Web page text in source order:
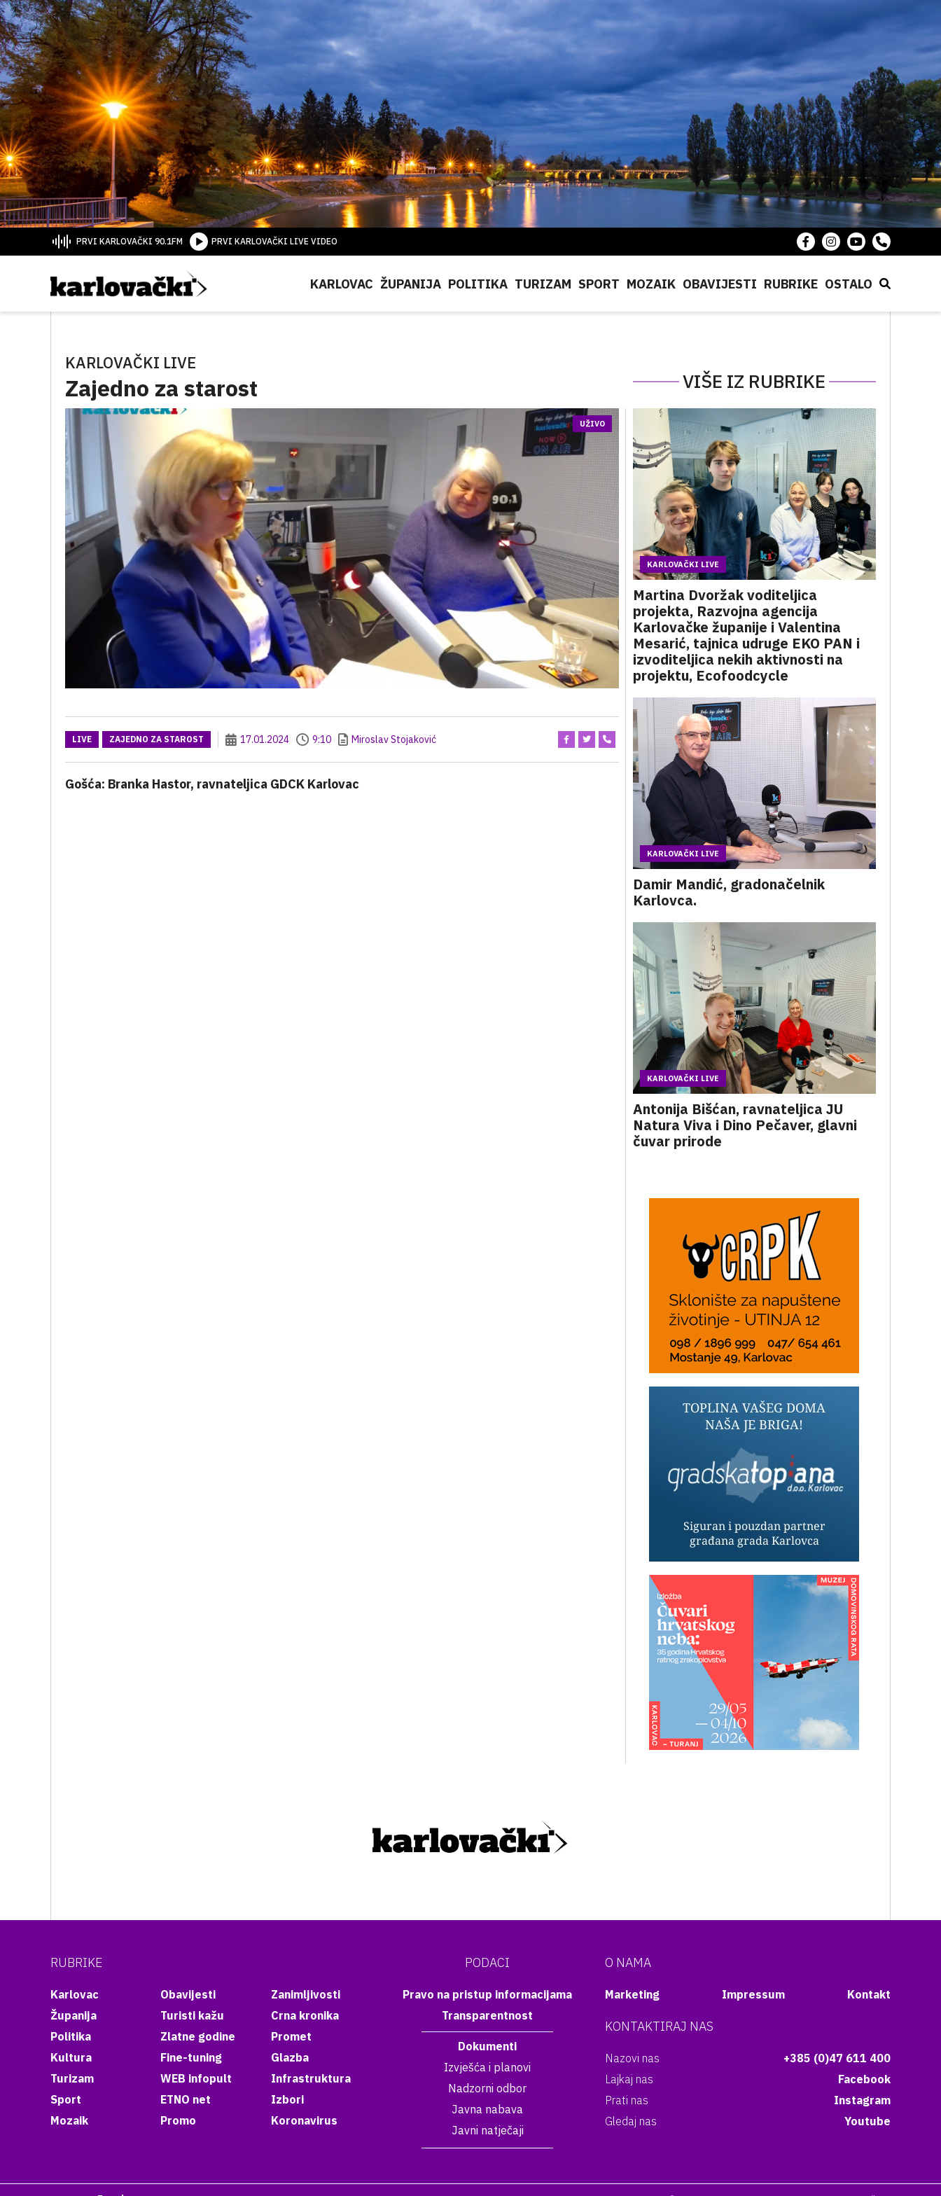
PRVI KARLOVAČKI 90.1FM PRVI KARLOVAČKI LIVE VIDEO
KARLOVAC ŽUPANIJA POLITIKA TURIZAM SPORT MOZAIK OBAVIJESTI RUBRIKE OSTALO
KARLOVAČKI LIVE
Zajedno za starost VIŠE IZ RUBRIKE
UŽIVO
LIVE ZAJEDNO ZA STAROST 17.01.2024 9:10 Miroslav Stojaković
Gošća: Branka Hastor, ravnateljica GDCK Karlovac
KARLOVAČKI LIVE
Martina Dvoržak voditeljica
projekta, Razvojna agencija
Karlovačke županije i Valentina
Mesarić, tajnica udruge EKO PAN i
izvoditeljica nekih aktivnosti na
projektu, Ecofoodcycle
KARLOVAČKI LIVE
Damir Mandić, gradonačelnik
Karlovca.
KARLOVAČKI LIVE
Antonija Bišćan, ravnateljica JU
Natura Viva i Dino Pečaver, glavni
čuvar prirode
RUBRIKE
Karlovac
Županija
Politika
Kultura
Turizam
Sport
Mozaik
Obavijesti
Turisti kažu
Zlatne godine
Fine-tuning
WEB infopult
ETNO net
Promo
Zanimljivosti
Crna kronika
Promet
Glazba
Infrastruktura
Izbori
Koronavirus
PODACI
Pravo na pristup informacijama
Transparentnost
Dokumenti
Izvješća i planovi
Nadzorni odbor
Javna nabava
Javni natječaji
O NAMA
Marketing Impressum Kontakt
KONTAKTIRAJ NAS
Nazovi nas
+385 (0)47 611 400
Lajkaj nas
Facebook
Prati nas
Instagram
Gledaj nas
Youtube